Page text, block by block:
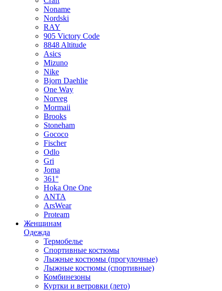
Noname
Nordski
RAY
905 Victory Code
8848 Altitude
Asics
Mizuno
Nike
Bjorn Daehlie
One Way
Norveg
Mormaii
Brooks
Stoneham
Gococo
Fischer
Odlo
Gri
Joma
361°
Hoka One One
ANTA
ArsWear
Proteam
Женщинам
Одежда
Термобелье
Спортивные костюмы
Лыжные костюмы (прогулочные)
Лыжные костюмы (спортивные)
Комбинезоны
Куртки и ветровки (лето)